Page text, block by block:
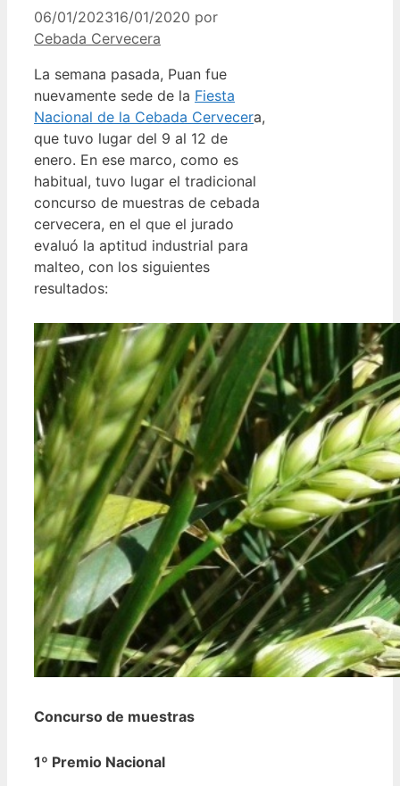
06/01/202316/01/2020 por
Cebada Cervecera
La semana pasada, Puan fue
nuevamente sede de la Fiesta
Nacional de la Cebada Cervecera,
que tuvo lugar del 9 al 12 de
enero. En ese marco, como es
habitual, tuvo lugar el tradicional
concurso de muestras de cebada
cervecera, en el que el jurado
evaluó la aptitud industrial para
malteo, con los siguientes
resultados:
Concurso de muestras
1º Premio Nacional